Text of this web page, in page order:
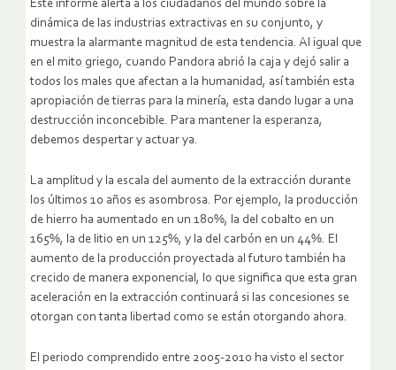
Este informe alerta a los ciudadanos del mundo sobre la
dinámica de las industrias extractivas en su conjunto, y
muestra la alarmante magnitud de esta tendencia. Al igual que
en el mito griego, cuando Pandora abrió la caja y dejó salir a
todos los males que afectan a la humanidad, así también esta
apropiación de tierras para la minería, esta dando lugar a una
destrucción inconcebible. Para mantener la esperanza,
debemos despertar y actuar ya.
La amplitud y la escala del aumento de la extracción durante
los últimos 10 años es asombrosa. Por ejemplo, la producción
de hierro ha aumentado en un 180%, la del cobalto en un
165%, la de litio en un 125%, y la del carbón en un 44%. El
aumento de la producción proyectada al futuro también ha
crecido de manera exponencial, lo que significa que esta gran
aceleración en la extracción continuará si las concesiones se
otorgan con tanta libertad como se están otorgando ahora.
El periodo comprendido entre 2005-2010 ha visto el sector